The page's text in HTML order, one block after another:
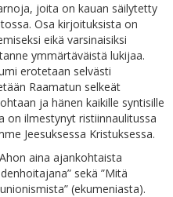
joita on kauan säilytetty
Osa kirjoituksista on
eikä varsinaisiksi
ymmärtäväistä lukijaa.
erotetaan selvästi
Raamatun selkeät
ja hänen kaikille syntisille
on ilmestynyt ristiinnaulitussa
Jeesuksessa Kristuksessa.
aina ajankohtaista
sekä ”Mitä
(ekumeniasta).